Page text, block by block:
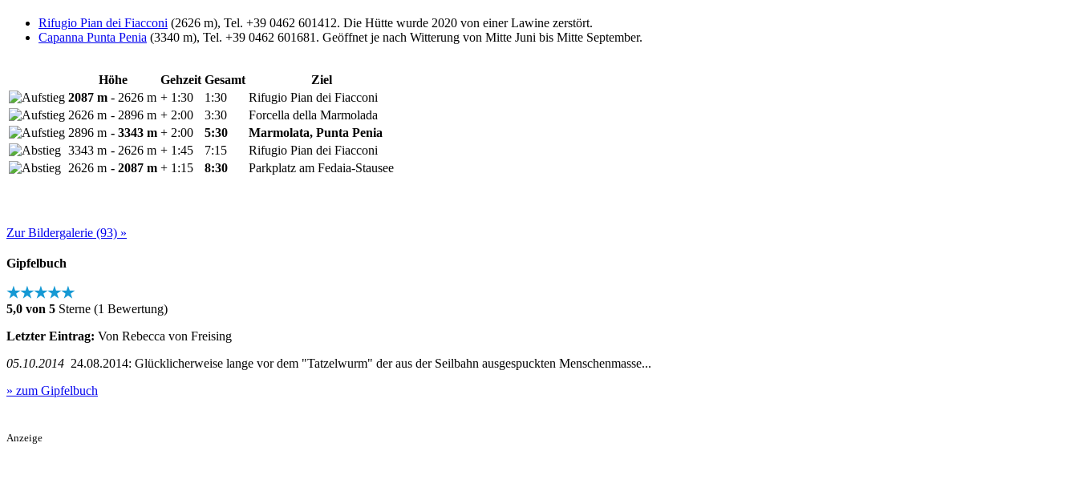
Rifugio Pian dei Fiacconi (2626 m), Tel. +39 0462 601412. Die Hütte wurde 2020 von einer Lawine zerstört.
Capanna Punta Penia (3340 m), Tel. +39 0462 601681. Geöffnet je nach Witterung von Mitte Juni bis Mitte September.
Höhe Gehzeit Gesamt
Ziel
2087 m - 2626 m + 1:30 1:30
Rifugio Pian dei Fiacconi
2626 m - 2896 m + 2:00 3:30
Forcella della Marmolada
2896 m - 3343 m + 2:00 5:30
Marmolata, Punta Penia
3343 m - 2626 m + 1:45 7:15
Rifugio Pian dei Fiacconi
2626 m - 2087 m + 1:15 8:30 Parkplatz am Fedaia-Stausee
Zur Bildergalerie (93) »
Gipfelbuch
★★★★★
5,0 von 5 Sterne (1 Bewertung)
Letzter Eintrag: Von Rebecca von Freising
05.10.2014 24.08.2014: Glücklicherweise lange vor dem "Tatzelwurm" der aus der Seilbahn ausgespuckten Menschenmasse...
» zum Gipfelbuch
Anzeige